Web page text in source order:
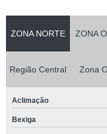
ZONA NORTE ZONA
Região Central Zona
Aclimação
Bexiga